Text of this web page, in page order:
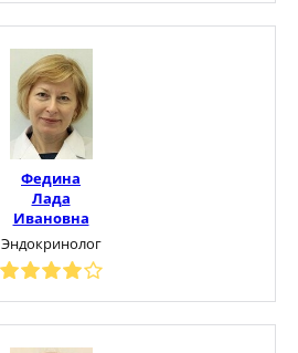
Федина
Лада
Ивановна
Эндокринолог